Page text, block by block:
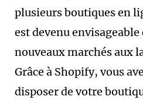
plusieurs boutiques en
est devenu envisageable
nouveaux marchés aux
Grâce à Shopify, vous
disposer de votre